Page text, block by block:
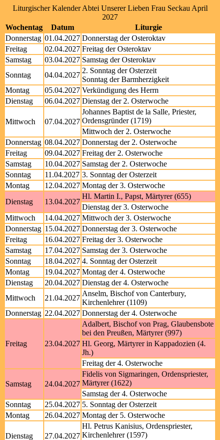
Liturgischer Kalender Abtei Unserer Lieben Frau Seckau April
2027
Wochentag
Datum
Liturgie
Donnerstag 01.04.2027 Donnerstag der Osteroktav
Freitag
02.04.2027 Freitag der Osteroktav
Samstag
03.04.2027 Samstag der Osteroktav
Sonntag
04.04.2027
2. Sonntag der Osterzeit
Sonntag der Barmherzigkeit
Montag
05.04.2027 Verkündigung des Herrn
Dienstag
06.04.2027 Dienstag der 2. Osterwoche
Mittwoch 07.04.2027
Johannes Baptist de la Salle, Priester,
Ordensgründer (1719)
Mittwoch der 2. Osterwoche
Donnerstag 08.04.2027 Donnerstag der 2. Osterwoche
Freitag
09.04.2027 Freitag der 2. Osterwoche
Samstag
10.04.2027 Samstag der 2. Osterwoche
Sonntag
11.04.2027 3. Sonntag der Osterzeit
Montag
12.04.2027 Montag der 3. Osterwoche
Dienstag
13.04.2027
Hl. Martin I., Papst, Märtyrer (655)
Dienstag der 3. Osterwoche
Mittwoch
14.04.2027 Mittwoch der 3. Osterwoche
Donnerstag 15.04.2027 Donnerstag der 3. Osterwoche
Freitag
16.04.2027 Freitag der 3. Osterwoche
Samstag
17.04.2027 Samstag der 3. Osterwoche
Sonntag
18.04.2027 4. Sonntag der Osterzeit
Montag
19.04.2027 Montag der 4. Osterwoche
Dienstag
20.04.2027 Dienstag der 4. Osterwoche
Mittwoch
21.04.2027
Anselm, Bischof von Canterbury,
Kirchenlehrer (1109)
Donnerstag 22.04.2027 Donnerstag der 4. Osterwoche
Freitag 23.04.2027
Adalbert, Bischof von Prag, Glaubensbote
bei den Preußen, Märtyrer (997)
Hl. Georg, Märtyrer in Kappadozien (4.
Jh.)
Freitag der 4. Osterwoche
Samstag 24.04.2027
Fidelis von Sigmaringen, Ordenspriester,
Märtyrer (1622)
Samstag der 4. Osterwoche
Sonntag
25.04.2027 5. Sonntag der Osterzeit
Montag
26.04.2027 Montag der 5. Osterwoche
Dienstag 27.04.2027
Hl. Petrus Kanisius, Ordenspriester,
Kirchenlehrer (1597)